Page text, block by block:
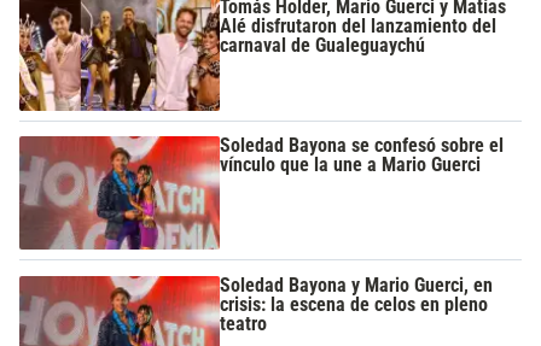
Tomás Holder, Mario Guerci y Matías
Alé disfrutaron del lanzamiento del
carnaval de Gualeguaychú
Soledad Bayona se confesó sobre el
vínculo que la une a Mario Guerci
Soledad Bayona y Mario Guerci, en
crisis: la escena de celos en pleno
teatro